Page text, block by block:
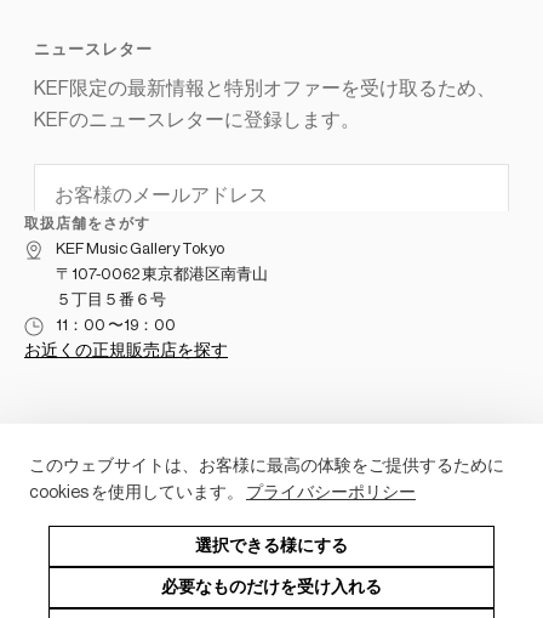
このウェブサイトは、お客様に最高の体験をご提供するために
cookies を使用しています。 プライバシーポリシー
選択できる様にする
必要なものだけを受け入れる
取扱店舗をさがす
KEF Music Gallery Tokyo
〒107-0062 東京都港区南青山
５丁目５番６号
11：00 〜19：00
お近くの正規販売店を探す
Destination / Region
お支払いは、下記よりお選びいただけます